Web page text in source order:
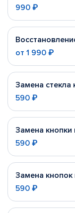
990 ₽
от 1 990 ₽
Замена стекла
590 ₽
Замена кнопки
590 ₽
Замена кнопок
590 ₽